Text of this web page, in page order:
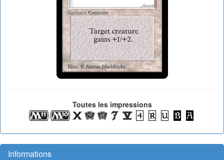
Toutes les impressions
Informations